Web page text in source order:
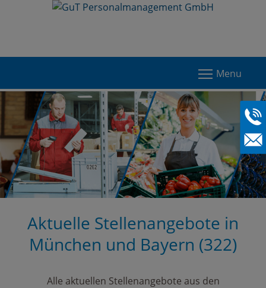
Menu
Aktuelle Stellenangebote in
München und Bayern (322)
Alle aktuellen Stellenangebote aus den